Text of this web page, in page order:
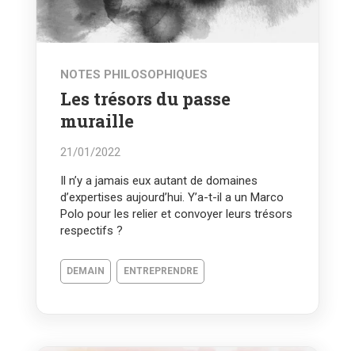
NOTES PHILOSOPHIQUES
Les trésors du passe
muraille
21/01/2022
Il n’y a jamais eux autant de domaines
d’expertises aujourd’hui. Y’a-t-il a un Marco
Polo pour les relier et convoyer leurs trésors
respectifs ?
DEMAIN ENTREPRENDRE